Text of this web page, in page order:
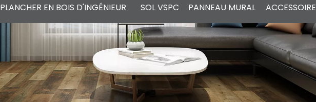
PLANCHER EN BOIS D'INGÉNIEUR SOL VSPC PANNEAU MURAL ACCESSOIRE